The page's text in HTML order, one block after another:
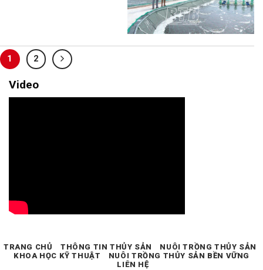
1 2
Video
TRANG CHỦ THÔNG TIN THỦY SẢN
NUÔI TRỒNG THỦY SẢN
KHOA HỌC KỸ THUẬT
NUÔI TRỒNG THỦY SẢN BỀN VỮNG
LIÊN HỆ